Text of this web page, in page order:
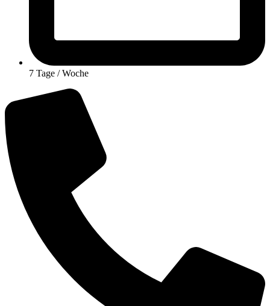
7 Tage / Woche